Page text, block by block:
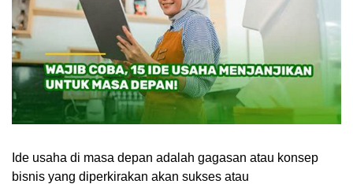
Ide usaha di masa depan adalah gagasan atau konsep
bisnis yang diperkirakan akan sukses atau